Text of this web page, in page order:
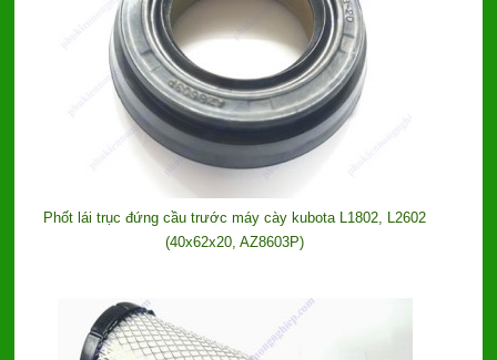
Phốt lái trục đứng cầu trước máy cày kubota L1802, L2602
(40x62x20, AZ8603P)